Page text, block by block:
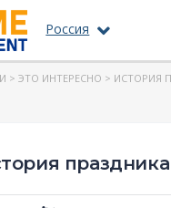
Россия
> ЭТО ИНТЕРЕСНО > ИСТОРИЯ